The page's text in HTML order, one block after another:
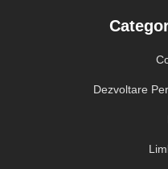
Dezvoltare